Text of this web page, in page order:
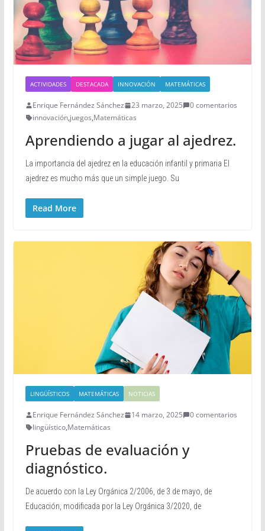
ACTIVIDADES DESTACADA INNOVACIÓN MATEMÁTICAS
Enrique Fernández Sánchez 23 marzo, 2025
0 comentarios
innovación,juegos,Matemáticas
Aprendiendo a jugar al ajedrez.
La importancia del ajedrez en la educación infantil y primaria El
ajedrez es mucho más que un simple juego. Su
Read More
LINGÜÍSTICOS MATEMÁTICAS NOTICIAS
Enrique Fernández Sánchez 14 marzo, 2025
0 comentarios
lingüístico,Matemáticas
Pruebas de evaluación y
diagnóstico.
De acuerdo con la Ley Orgánica 2/2006, de 3 de mayo, de
Educación, modificada por la Ley Orgánica 3/2020, de